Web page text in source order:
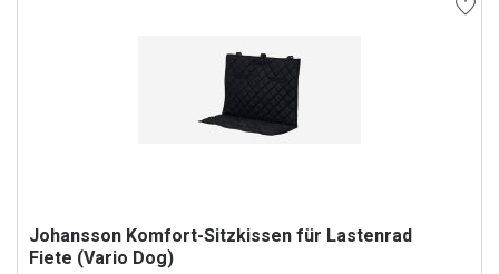
Johansson Komfort-Sitzkissen für Lastenrad
Fiete (Vario Dog)